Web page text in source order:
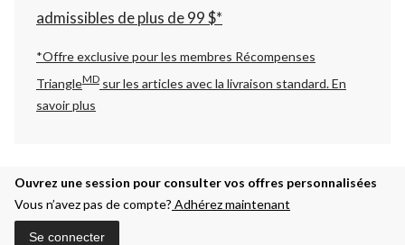
admissibles de plus de 99 $*
*Offre exclusive pour les membres Récompenses
TriangleMD sur les articles avec la livraison standard.En
savoir plus
Ouvrez une session pour consulter vos offres personnalisées
Vous n’avez pas de compte? Adhérez maintenant
Se connecter